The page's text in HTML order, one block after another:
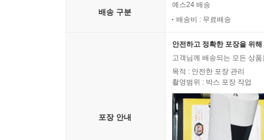
배송 구분
예스24 배송
배송비 : 무료배송
포장 안내
안전하고 정확한 포장을 위
고객님께 배송되는 모든 상
목적 : 안전한 포장 관리
촬영범위 : 박스 포장 작업